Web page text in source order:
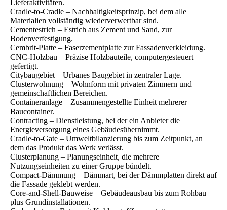
Lieferaktivitäten.
Cradle-to-Cradle – Nachhaltigkeitsprinzip, bei dem alle
Materialien vollständig wiederverwertbar sind.
Cementestrich – Estrich aus Zement und Sand, zur
Bodenverfestigung.
Cembrit-Platte – Faserzementplatte zur Fassadenverkleidung.
CNC-Holzbau – Präzise Holzbauteile, computergesteuert
gefertigt.
Citybaugebiet – Urbanes Baugebiet in zentraler Lage.
Clusterwohnung – Wohnform mit privaten Zimmern und
gemeinschaftlichen Bereichen.
Containeranlage – Zusammengestellte Einheit mehrerer
Baucontainer.
Contracting – Dienstleistung, bei der ein Anbieter die
Energieversorgung eines Gebäudesübernimmt.
Cradle-to-Gate – Umweltbilanzierung bis zum Zeitpunkt, an
dem das Produkt das Werk verlässt.
Clusterplanung – Planungseinheit, die mehrere
Nutzungseinheiten zu einer Gruppe bündelt.
Compact-Dämmung – Dämmart, bei der Dämmplatten direkt auf
die Fassade geklebt werden.
Core-and-Shell-Bauweise – Gebäudeausbau bis zum Rohbau
plus Grundinstallationen.